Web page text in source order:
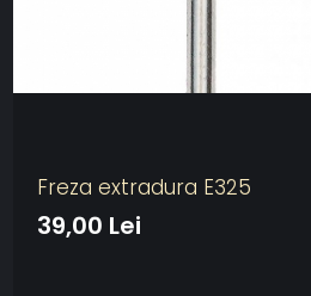
Freza extradura E325
39,00 Lei